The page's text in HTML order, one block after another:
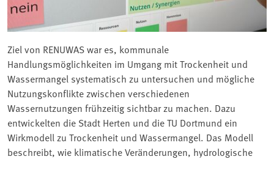
Ziel von RENUWAS war es, kommunale
Handlungsmöglichkeiten im Umgang mit Trockenheit und
Wassermangel systematisch zu untersuchen und mögliche
Nutzungskonflikte zwischen verschiedenen
Wassernutzungen frühzeitig sichtbar zu machen. Dazu
entwickelten die Stadt Herten und die TU Dortmund ein
Wirkmodell zu Trockenheit und Wassermangel. Das Modell
beschreibt, wie klimatische Veränderungen, hydrologische